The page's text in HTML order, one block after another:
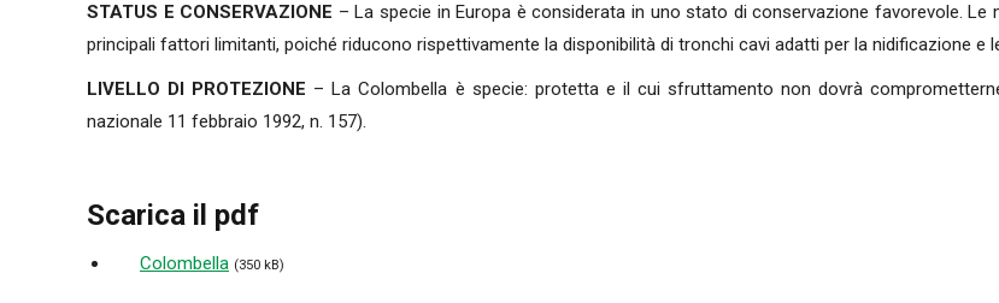
STATUS E CONSERVAZIONE – La specie in Europa è considerata in uno stato di conservazione favorevole.
principali fattori limitanti, poiché riducono rispettivamente la disponibilità di tronchi cavi adatti per la nidificazione e
LIVELLO DI PROTEZIONE – La Colombella è specie: protetta e il cui sfruttamento non dovrà
nazionale 11 febbraio 1992, n. 157).
Scarica il pdf
Colombella (350 kB)